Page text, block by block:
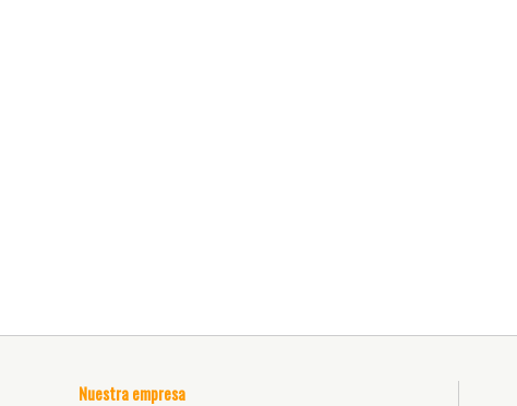
Nuestra empresa